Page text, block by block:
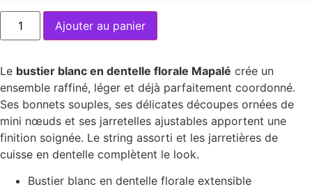
Ajouter au panier
Le bustier blanc en dentelle florale Mapalé crée un
ensemble raffiné, léger et déjà parfaitement coordonné.
Ses bonnets souples, ses délicates découpes ornées de
mini nœuds et ses jarretelles ajustables apportent une
finition soignée. Le string assorti et les jarretières de
cuisse en dentelle complètent le look.
Bustier blanc en dentelle florale extensible